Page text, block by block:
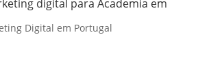
digital para Academia em
Digital em Portugal